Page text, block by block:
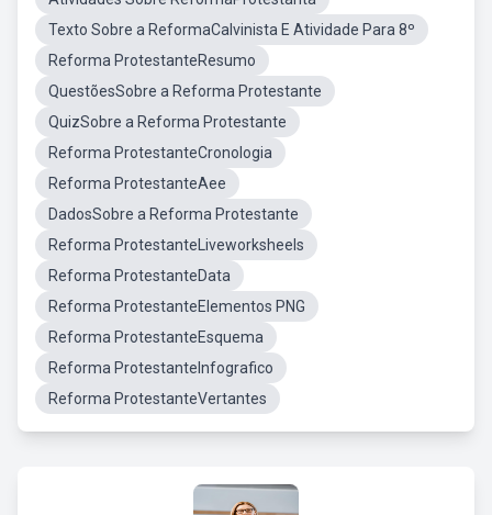
Texto Sobre a ReformaCalvinista E Atividade Para 8º
Reforma ProtestanteResumo
QuestõesSobre a Reforma Protestante
QuizSobre a Reforma Protestante
Reforma ProtestanteCronologia
Reforma ProtestanteAee
DadosSobre a Reforma Protestante
Reforma ProtestanteLiveworksheels
Reforma ProtestanteData
Reforma ProtestanteElementos PNG
Reforma ProtestanteEsquema
Reforma ProtestanteInfografico
Reforma ProtestanteVertantes